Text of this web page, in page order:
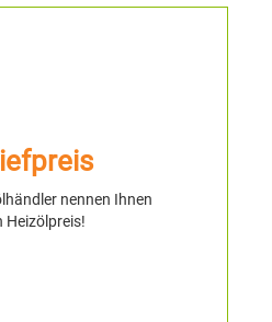
nennen Ihnen
Heizölpreis!